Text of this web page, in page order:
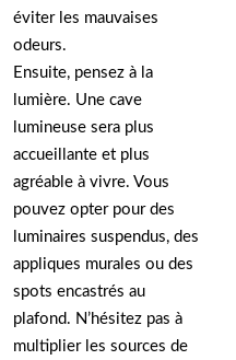
éviter les mauvaises
odeurs.
Ensuite, pensez à la
lumière. Une cave
lumineuse sera plus
accueillante et plus
agréable à vivre. Vous
pouvez opter pour des
luminaires suspendus, des
appliques murales ou des
spots encastrés au
plafond. N’hésitez pas à
multiplier les sources de